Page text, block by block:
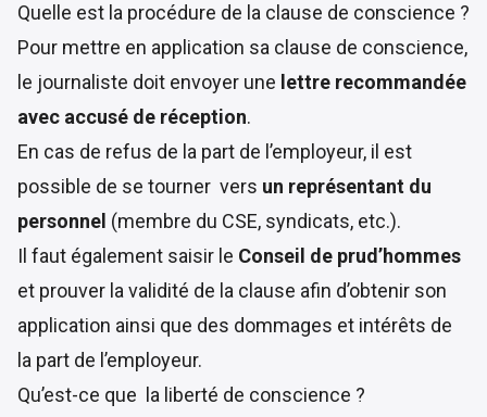
Quelle est la procédure de la clause de conscience ?
Pour mettre en application sa clause de conscience,
le journaliste doit envoyer une lettre recommandée
avec accusé de réception.
En cas de refus de la part de l’employeur, il est
possible de se tourner vers un représentant du
personnel (membre du CSE, syndicats, etc.).
Il faut également saisir le Conseil de prud’hommes
et prouver la validité de la clause afin d’obtenir son
application ainsi que des dommages et intérêts de
la part de l’employeur.
Qu’est-ce que la liberté de conscience ?